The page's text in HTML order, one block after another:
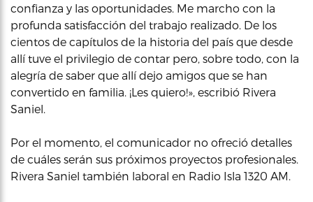
confianza y las oportunidades. Me marcho con la
profunda satisfacción del trabajo realizado. De los
cientos de capítulos de la historia del país que desde
allí tuve el privilegio de contar pero, sobre todo, con la
alegría de saber que allí dejo amigos que se han
convertido en familia. ¡Les quiero!», escribió Rivera
Saniel.
Por el momento, el comunicador no ofreció detalles
de cuáles serán sus próximos proyectos profesionales.
Rivera Saniel también laboral en Radio Isla 1320 AM.